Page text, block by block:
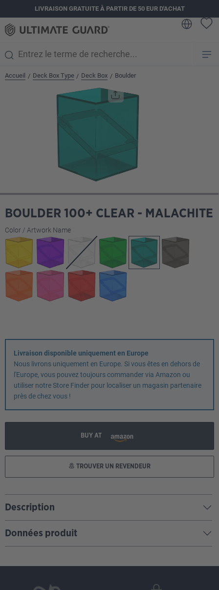
principalLIVRAISON GRATUITE À PARTIR DE 50 EUR D'ACHAT
Accueil / Deck Box Type / Deck Box / Boulder
Ignorer la galerie d'images
BOULDER 100+ CLEAR - MALACHITE
Sélectionnez
Color / Artwork Name
Livraison disponible uniquement en Europe
Nous livrons uniquement en Europe. Si vous êtes en dehors de
l'Europe, vous pouvez toujours commander via Amazon ou
utiliser notre Store Finder pour localiser un magasin partenaire
près de chez vous !
BUY AT
TROUVER UN REVENDEUR
Description
Données produit